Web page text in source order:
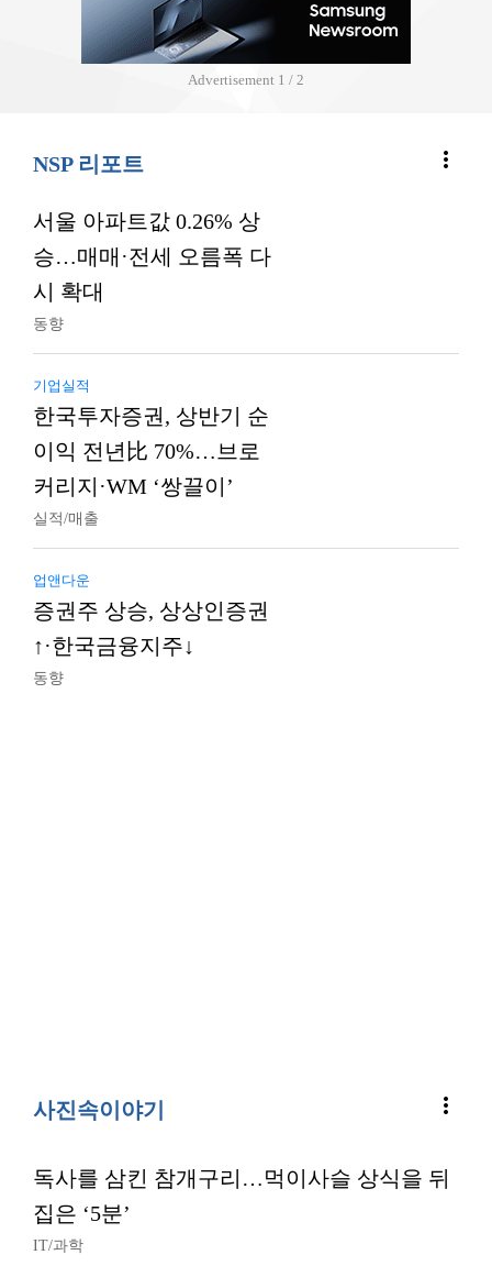
Advertisement 2 / 2
NSP 리포트 more_vert
서울 아파트값 0.26% 상
승…매매·전세 오름폭 다
시 확대
동향
기업실적
한국투자증권, 상반기 순
이익 전년比 70%…브로
커리지·WM ‘쌍끌이’
실적/매출
업앤다운
증권주 상승, 상상인증권
↑·한국금융지주↓
동향
사진속이야기 more_vert
독사를 삼킨 참개구리…먹이사슬 상식을 뒤
집은 ‘5분’
IT/과학